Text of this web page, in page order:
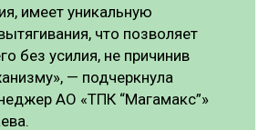
имеет уникальную
что позволяет
без усилия, не причинив
— подчеркнула
АО «ТПК “Магамакс”»